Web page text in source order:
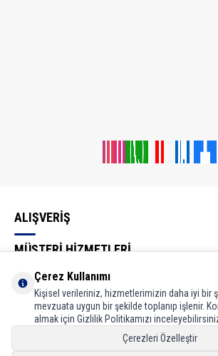
ALIŞVERİŞ
MÜŞTERİ HİZMETLERİ
KATEGORİLER
WHATSAPP İLETİŞİM HATTI
Çerez Kullanımı
Kişisel verileriniz, hizmetlerimizin daha iyi bir
mevzuata uygun bir şekilde toplanıp işlenir.
almak için Gizlilik Politikamızı
Çerezleri Özelleştir